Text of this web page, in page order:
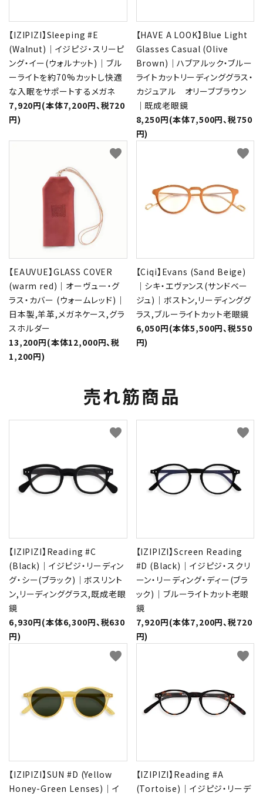
【IZIPIZI】Sleeping #E
(Walnut)｜イジピジ・スリーピ
ング・イー(ウォルナット)｜ブル
ーライトを約70%カットし快適
な入眠をサポートするメガネ
7,920円(本体7,200円、税720
円)
【HAVE A LOOK】Blue Light
Glasses Casual (Olive
Brown)｜ハブアルック・ブルー
ライトカットリーディンググラス・
カジュアル オリーブブラウン
｜既成老眼鏡
8,250円(本体7,500円、税750
円)
【EAUVUE】GLASS COVER
(warm red)｜オーヴュー・グ
ラス・カバー (ウォームレッド)｜
日本製,羊革,メガネケース,グラ
スホルダー
13,200円(本体12,000円、税
1,200円)
favorite
【Ciqi】Evans (Sand Beige)
｜シキ・エヴァンス(サンドベー
ジュ)｜ボストン,リーディンググ
ラス,ブルーライトカット老眼鏡
6,050円(本体5,500円、税550
円)
favorite
売れ筋商品
【IZIPIZI】Reading #C
(Black)｜イジピジ・リーディン
グ・シー(ブラック)｜ボスリント
ン,リーディンググラス,既成老眼
鏡
6,930円(本体6,300円、税630
円)
favorite
【IZIPIZI】Screen Reading
#D (Black)｜イジピジ・スクリ
ーン・リーディング・ディー(ブラ
ック)｜ブルーライトカット老眼
鏡
7,920円(本体7,200円、税720
円)
favorite
【IZIPIZI】SUN #D (Yellow
Honey-Green Lenses)｜イ
favorite
【IZIPIZI】Reading #A
(Tortoise)｜イジピジ・リーデ
favorite